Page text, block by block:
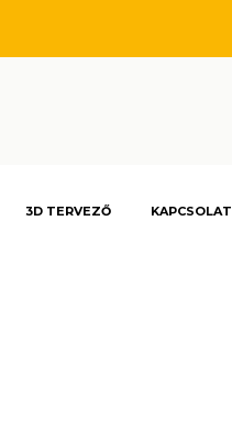
3D TERVEZŐ KAPCSOLAT